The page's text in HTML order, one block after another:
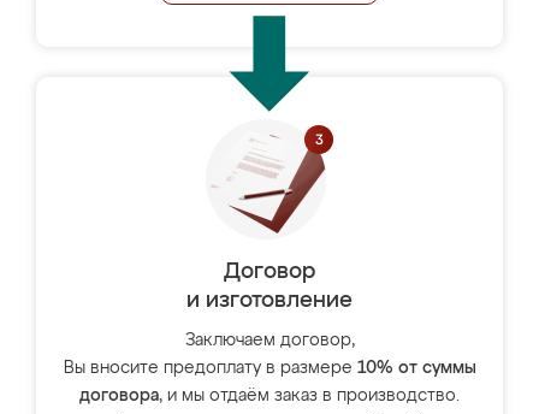
Договор
и изготовление
Заключаем договор,
Вы вносите предоплату в размере 10% от суммы
договора, и мы отдаём заказ в производство.